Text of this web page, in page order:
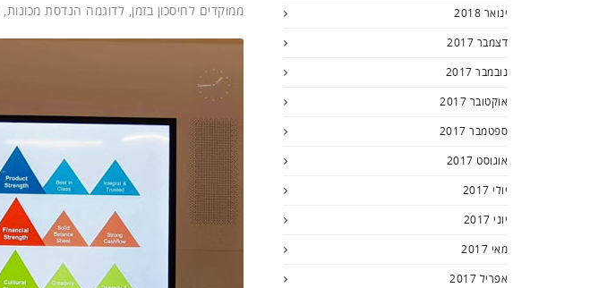
ממוקדים לחיסכון בזמן, לדוגמה הנדסת מכונות,
ינואר 2018
דצמבר 2017
נובמבר 2017
אוקטובר 2017
ספטמבר 2017
אוגוסט 2017
יולי 2017
יוני 2017
מאי 2017
אפריל 2017